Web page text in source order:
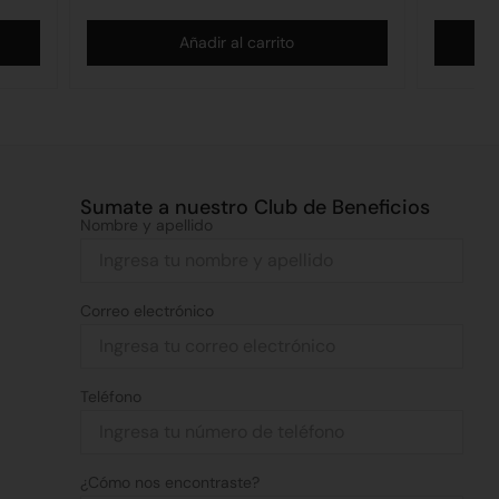
Añadir al carrito
Sumate a nuestro Club de Beneficios
Nombre y apellido
Correo electrónico
Teléfono
¿Cómo nos encontraste?